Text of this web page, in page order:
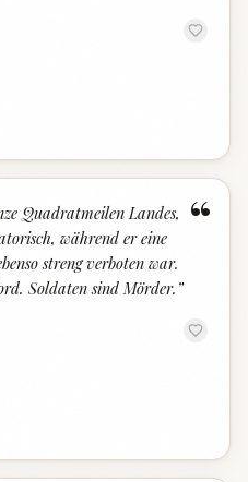
“
Quadratmeilen Landes,
während er eine
streng verboten war.
Soldaten sind Mörder. ”